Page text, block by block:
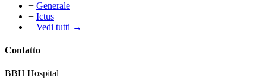
+ Generale
+ Ictus
+ Vedi tutti →
Contatto
BBH Hospital